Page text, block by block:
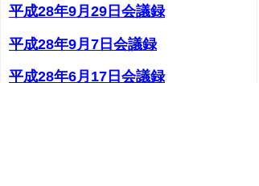
平成28年9月29日会議録
平成28年9月7日会議録
平成28年6月17日会議録